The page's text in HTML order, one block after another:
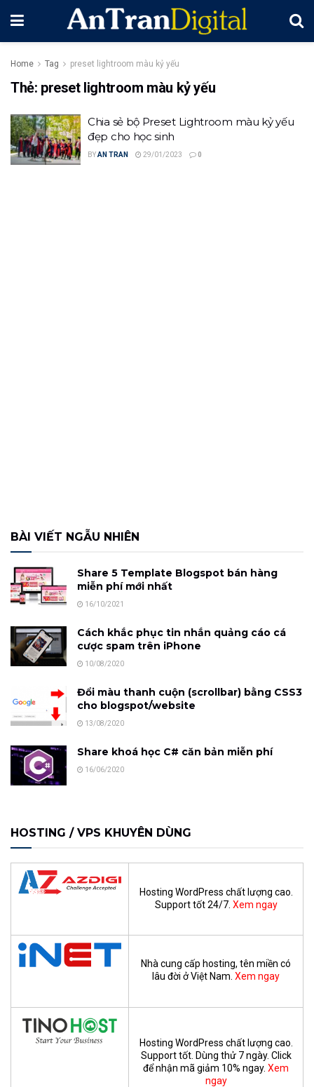
Home Tag preset lightroom màu kỷ yếu
Thẻ: preset lightroom màu kỷ yếu
Chia sẻ bộ Preset Lightroom màu kỷ yếu
đẹp cho học sinh
BYAN TRAN 29/01/2023 0
BÀI VIẾT NGẪU NHIÊN
Share 5 Template Blogspot bán hàng
miễn phí mới nhất
16/10/2021
Cách khắc phục tin nhắn quảng cáo cá
cược spam trên iPhone
10/08/2020
Đổi màu thanh cuộn (scrollbar) bằng CSS3
cho blogspot/website
13/08/2020
Share khoá học C# căn bản miễn phí
16/06/2020
HOSTING / VPS KHUYÊN DÙNG
Hosting WordPress chất lượng cao.
Support tốt 24/7. Xem ngay
Nhà cung cấp hosting, tên miền có
lâu đời ở Việt Nam. Xem ngay
Hosting WordPress chất lượng cao.
Support tốt. Dùng thử 7 ngày. Click
để nhận mã giảm 10% ngay. Xem
ngay